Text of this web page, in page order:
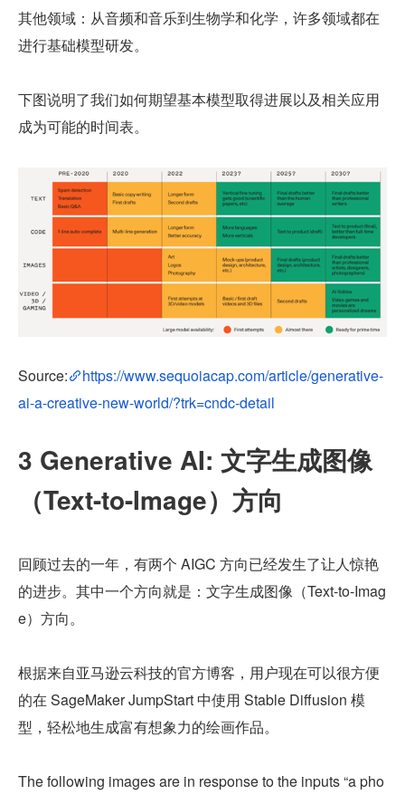
其他领域：从音频和音乐到生物学和化学，许多领域都在
进行基础模型研发。
下图说明了我们如何期望基本模型取得进展以及相关应用
成为可能的时间表。
Source:
https://www.sequoiacap.com/article/generative-
ai-a-creative-new-world/?trk=cndc-detail
3 Generative AI: 文字生成图像
（Text-to-Image）方向
回顾过去的一年，有两个 AIGC 方向已经发生了让人惊艳
的进步。其中一个方向就是：文字生成图像（Text-to-Imag
e）方向。
根据来自亚马逊云科技的官方博客，用户现在可以很方便
的在 SageMaker JumpStart 中使用 Stable Diffusion 模
型，轻松地生成富有想象力的绘画作品。
The following images are in response to the inputs “a pho